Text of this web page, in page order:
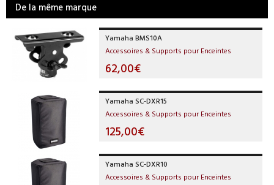
De la même marque
Yamaha BMS10A
Accessoires & Supports pour Enceintes
62,00€
Yamaha SC-DXR15
Accessoires & Supports pour Enceintes
125,00€
Yamaha SC-DXR10
Accessoires & Supports pour Enceintes